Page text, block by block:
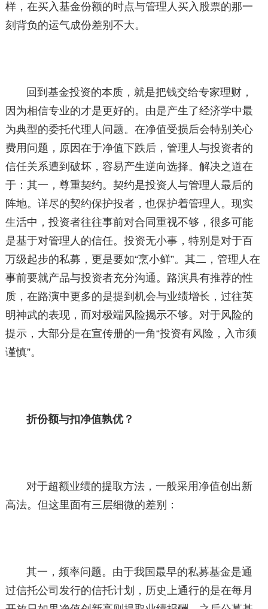
样，在买入基金份额的时点与管理人买入股票的那一
刻背负的运气成份差别不大。
回到基金投资的本质，就是把钱交给专家理财，
因为相信专业的才是更好的。由是产生了经济学中最
为典型的委托代理人问题。在净值受损后会特别关心
费用问题，原因在于净值下跌后，管理人与投资者的
信任关系遭到破坏，容易产生逆向选择。解决之道在
于：其一，尊重契约。契约是投资人与管理人最后的
阵地。详尽的契约保护投者，也保护着管理人。现实
生活中，投资者往往事前对合同重视不够，很多可能
是基于对管理人的信任。投资无小事，特别是对于百
万级起步的私募，更是要如“烹小鲜”。其二，管理人在
事前要就产品与投资者充分沟通。路演具有推荐的性
质，在路演中更多的是提到机会与业绩增长，过往英
明神武的表现，而对极端风险揭示不够。对于风险的
提示，大部分是在宣传册的一角“投资有风险，入市须
谨慎”。
折份额与扣净值孰优？
对于超额业绩的提取方法，一般采用净值创出新
高法。但这里面有三层细微的差别：
其一，频率问题。由于我国最早的私募基金是通
过信托公司发行的信托计划，历史上通行的是在每月